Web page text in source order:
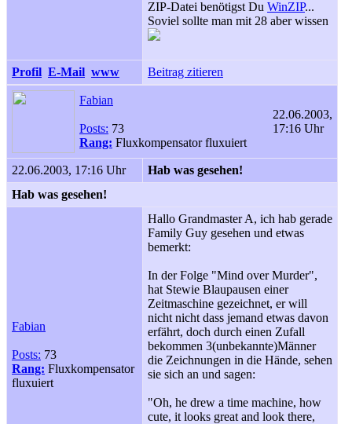
ZIP-Datei benötigst Du WinZIP...
Soviel sollte man mit 28 aber wissen
Profil E-Mail www Beitrag zitieren
Fabian
Posts: 73
Rang: Fluxkompensator fluxuiert
22.06.2003,
17:16 Uhr
22.06.2003, 17:16 Uhr
Hab was gesehen!
Hab was gesehen!
Fabian
Posts: 73
Rang: Fluxkompensator
fluxuiert
Hallo Grandmaster A, ich hab gerade
Family Guy gesehen und etwas
bemerkt:
In der Folge "Mind over Murder",
hat Stewie Blaupausen einer
Zeitmaschine gezeichnet, er will
nicht nicht dass jemand etwas davon
erfährt, doch durch einen Zufall
bekommen 3(unbekannte)Männer
die Zeichnungen in die Hände, sehen
sie sich an und sagen:
"Oh, he drew a time machine, how
cute, it looks great and look there,